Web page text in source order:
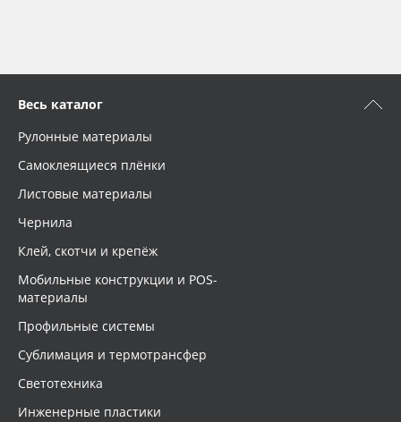
Весь каталог
Рулонные материалы
Самоклеящиеся плёнки
Листовые материалы
Чернила
Клей, скотчи и крепёж
Мобильные конструкции и POS-
материалы
Профильные системы
Сублимация и термотрансфер
Светотехника
Инженерные пластики